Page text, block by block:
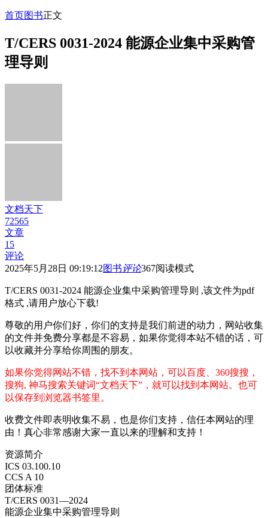
首页图书正文
T/CERS 0031-2024 能源企业集中采购管
理导则
文档天下
72565
文章
15
评论
2025年5月28日 09:19:12图书评论367阅读模式
T/CERS 0031-2024 能源企业集中采购管理导则 ,该文件为pdf
格式 ,请用户放心下载!
尊敬的用户你们好，你们的支持是我们前进的动力，网站收集
的文件并免费分享都是不容易，如果你觉得本站不错的话，可
以收藏并分享给你周围的朋友。
如果你觉得网站不错，找不到本网站，可以百度、360搜搜，
搜狗, 神马搜索关键词“文档天下”，就可以找到本网站。也可
以保存到浏览器书签里。
收费文件即表明收集不易，也是你们支持，信任本网站的理
由！真心非常感谢大家一直以来的理解和支持！
资源简介
ICS 03.100.10
CCS A 10
团体标准
T/CERS 0031—2024
能源企业集中采购管理导则